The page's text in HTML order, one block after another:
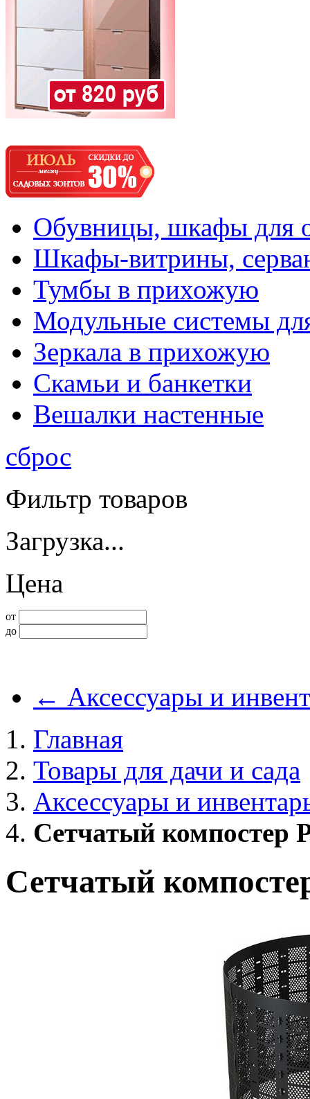
Обувницы, шкафы для
Шкафы-витрины,
Тумбы в прихожую
Модульные системы
Зеркала в прихожую
Скамьи и банкетки
Вешалки настенные
сброс
Фильтр товаров
Загрузка...
Цена
от
до
← Аксессуары и
Главная
Товары для дачи и сада
Аксессуары и
Сетчатый компостер
Сетчатый